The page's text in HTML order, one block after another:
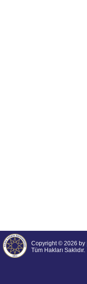
Copyright © 2026 by
Tüm Hakları Saklıdır.